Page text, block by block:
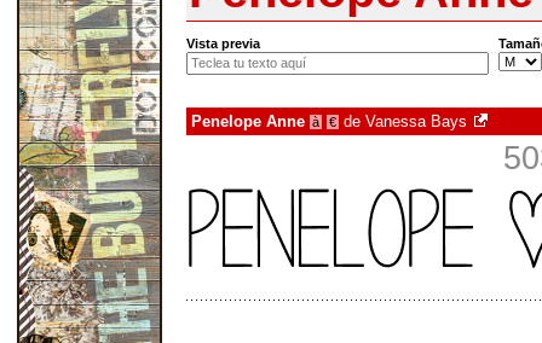
Vista previa
Penelope Anne à € de Vanessa Bays